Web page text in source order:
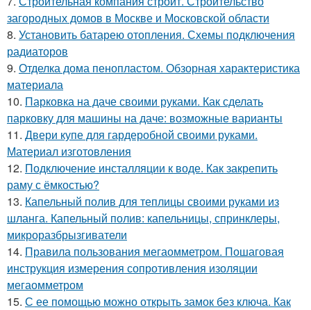
загородных домов в Москве и Московской области
8. Установить батарею отопления. Схемы подключения
радиаторов
9. Отделка дома пенопластом. Обзорная характеристика
материала
10. Парковка на даче своими руками. Как сделать
парковку для машины на даче: возможные варианты
11. Двери купе для гардеробной своими руками.
Материал изготовления
12. Подключение инсталляции к воде. Как закрепить
раму с ёмкостью?
13. Капельный полив для теплицы своими руками из
шланга. Капельный полив: капельницы, спринклеры,
микроразбрызгиватели
14. Правила пользования мегаомметром. Пошаговая
инструкция измерения сопротивления изоляции
мегаомметром
15. С ее помощью можно открыть замок без ключа. Как